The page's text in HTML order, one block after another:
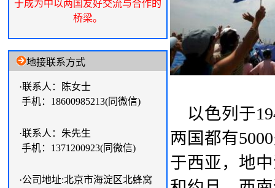
于成为中以两国友好交流与合作的
桥梁。
地接联系方式
·联系人：陈女士
手机：18600985213(同微信)
·联系人：朱先生
手机：1371200923(同微信)
·公司地址:北京市海淀区北蜂窝
以色列于
两国都有
于西亚，地